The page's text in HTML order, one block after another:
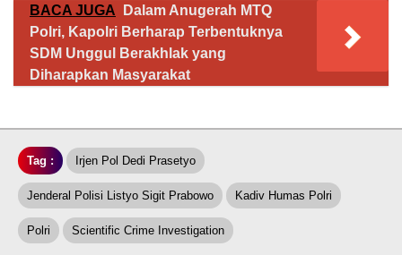
BACA JUGA
Dalam Anugerah MTQ
Polri, Kapolri Berharap Terbentuknya
SDM Unggul Berakhlak yang
Diharapkan Masyarakat
Tag : Irjen Pol Dedi Prasetyo
Jenderal Polisi Listyo Sigit Prabowo Kadiv Humas Polri
Polri Scientific Crime Investigation